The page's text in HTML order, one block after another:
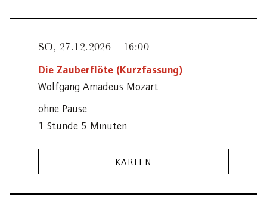
SO, 27.12.2026 | 16:00
Die Zauberflöte (Kurzfassung)
Wolfgang Amadeus Mozart
ohne Pause
1 Stunde 5 Minuten
KARTEN